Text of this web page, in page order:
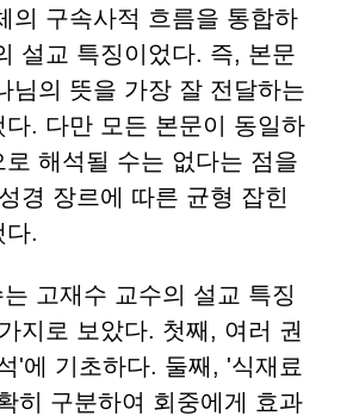
의 구속사적 흐름을 통합하
설교 특징이었다. 즉, 본문
님의 뜻을 가장 잘 전달하는
다. 다만 모든 본문이 동일하
로 해석될 수는 없다는 점을
경 장르에 따른 균형 잡힌
다.
고재수 교수의 설교 특징
지로 보았다. 첫째, 여러 권
'에 기초하다. 둘째, '식재료
히 구분하여 회중에게 효과